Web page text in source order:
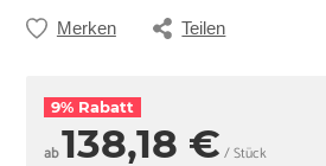
Merken Teilen
9% Rabatt
ab138,18 € / Stück